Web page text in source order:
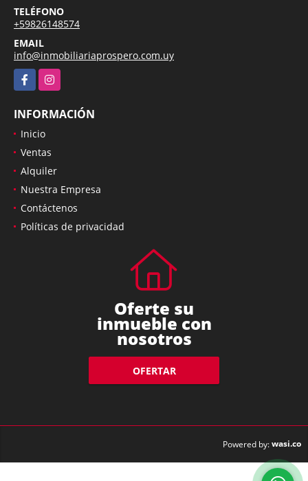
TELÉFONO
+59826148574
EMAIL
info@inmobiliariaprospero.com.uy
FacebookInstagram
INFORMACIÓN
Inicio
Ventas
Alquiler
Nuestra Empresa
Contáctenos
Políticas de privacidad
Oferte su
inmueble con
nosotros
OFERTAR
Powered by:wasi.co